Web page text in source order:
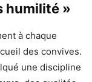
humilité »
à chaque
des convives.
une discipline